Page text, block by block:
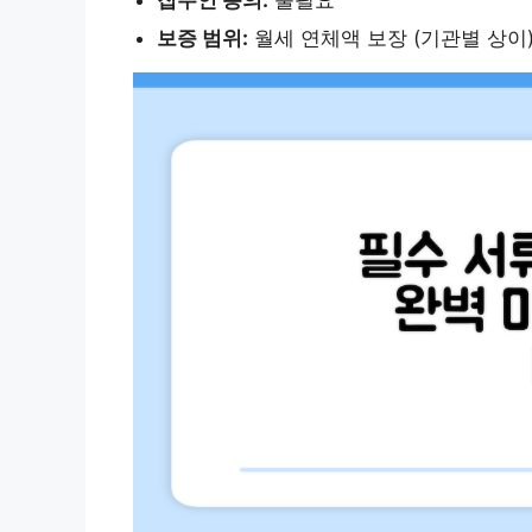
보증 범위: 월세 연체액 보장 (기관별 상이